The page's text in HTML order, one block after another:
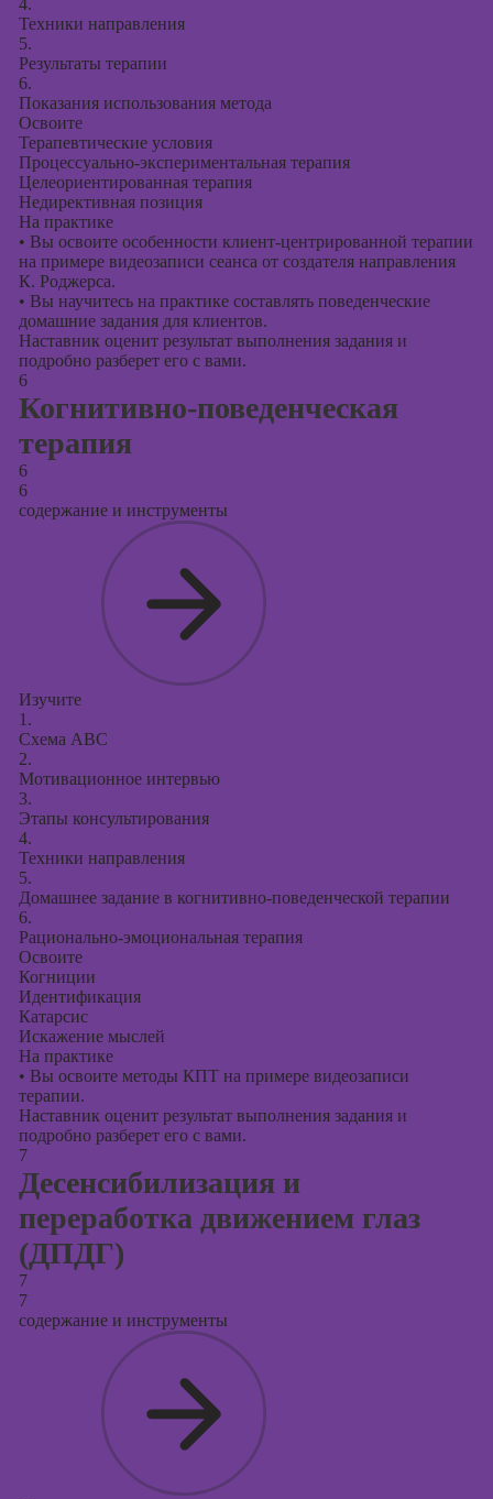
4.
Техники направления
5.
Результаты терапии
6.
Показания использования метода
Освоите
Терапевтические условия
Процессуально-экспериментальная терапия
Целеориентированная терапия
Недирективная позиция
На практике
• Вы освоите особенности клиент-центрированной терапии
на примере видеозаписи сеанса от создателя направления
К. Роджерса.
• Вы научитесь на практике составлять поведенческие
домашние задания для клиентов.
Наставник оценит результат выполнения задания и
подробно разберет его с вами.
6
Когнитивно-поведенческая
терапия
6
6
содержание и инструменты
Изучите
1.
Схема ABC
2.
Мотивационное интервью
3.
Этапы консультирования
4.
Техники направления
5.
Домашнее задание в когнитивно-поведенческой терапии
6.
Рационально-эмоциональная терапия
Освоите
Когниции
Идентификация
Катарсис
Искажение мыслей
На практике
• Вы освоите методы КПТ на примере видеозаписи
терапии.
Наставник оценит результат выполнения задания и
подробно разберет его с вами.
7
Десенсибилизация и
переработка движением глаз
(ДПДГ)
7
7
содержание и инструменты